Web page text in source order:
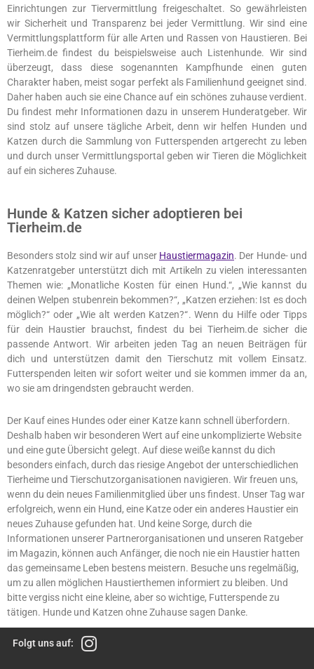
Einrichtungen zur Tiervermittlung freigeschaltet. So gewährleisten
wir Sicherheit und Transparenz bei jeder Vermittlung. Wir sind eine
Vermittlungsplattform für alle Arten und Rassen von Haustieren. Bei
Tierheim.de findest du beispielsweise auch Listenhunde. Wir sind
überzeugt, dass diese sogenannten Kampfhunde einen guten
Charakter haben, meist sogar perfekt als Familienhund geeignet sind.
Daher haben auch sie eine Chance auf ein schönes zuhause verdient.
Du findest mehr Informationen dazu in unserem Hunderatgeber. Wir
sind stolz auf unsere tägliche Arbeit, denn wir helfen Hunden und
Katzen durch die Sammlung von Futterspenden artgerecht zu leben
und durch unser Vermittlungsportal geben wir Tieren die Möglichkeit
auf ein sicheres Zuhause.
Hunde & Katzen sicher adoptieren bei
Tierheim.de
Besonders stolz sind wir auf unser Haustiermagazin. Der Hunde- und
Katzenratgeber unterstützt dich mit Artikeln zu vielen interessanten
Themen wie: „Monatliche Kosten für einen Hund.“, „Wie kannst du
deinen Welpen stubenrein bekommen?“, „Katzen erziehen: Ist es doch
möglich?“ oder „Wie alt werden Katzen?“. Wenn du Hilfe oder Tipps
für dein Haustier brauchst, findest du bei Tierheim.de sicher die
passende Antwort. Wir arbeiten jeden Tag an neuen Beiträgen für
dich und unterstützen damit den Tierschutz mit vollem Einsatz.
Futterspenden leiten wir sofort weiter und sie kommen immer da an,
wo sie am dringendsten gebraucht werden.
Der Kauf eines Hundes oder einer Katze kann schnell überfordern.
Deshalb haben wir besonderen Wert auf eine unkomplizierte Website
und eine gute Übersicht gelegt. Auf diese weiße kannst du dich
besonders einfach, durch das riesige Angebot der unterschiedlichen
Tierheime und Tierschutzorganisationen navigieren. Wir freuen uns,
wenn du dein neues Familienmitglied über uns findest. Unser Tag war
erfolgreich, wenn ein Hund, eine Katze oder ein anderes Haustier ein
neues Zuhause gefunden hat. Und keine Sorge, durch die
Informationen unserer Partnerorganisationen und unseren Ratgeber
im Magazin, können auch Anfänger, die noch nie ein Haustier hatten
das gemeinsame Leben bestens meistern. Besuche uns regelmäßig,
um zu allen möglichen Haustierthemen informiert zu bleiben. Und
bitte vergiss nicht eine kleine, aber so wichtige, Futterspende zu
tätigen. Hunde und Katzen ohne Zuhause sagen Danke.
Folgt uns auf: